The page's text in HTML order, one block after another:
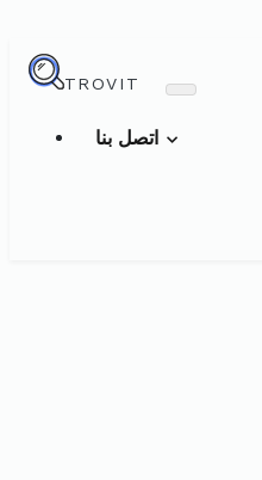
TROVIT